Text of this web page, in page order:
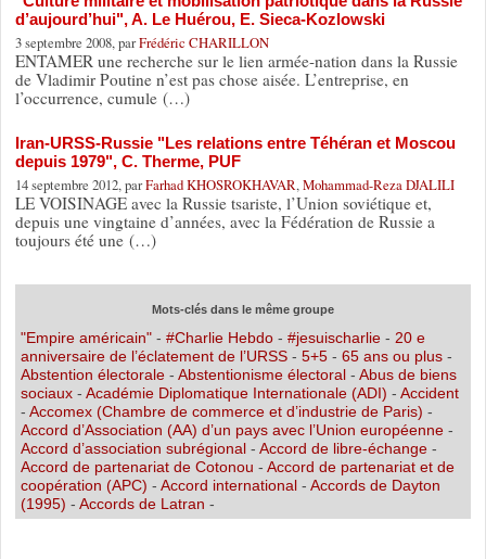
d’aujourd’hui", A. Le Huérou, E. Sieca-Kozlowski
3 septembre 2008, parFrédéric CHARILLON
ENTAMER une recherche sur le lien armée-nation dans la Russie
de Vladimir Poutine n’est pas chose aisée. L’entreprise, en
l’occurrence, cumule (…)
Iran-URSS-Russie "Les relations entre Téhéran et Moscou
depuis 1979", C. Therme, PUF
14 septembre 2012, parFarhad KHOSROKHAVAR, Mohammad-Reza DJALILI
LE VOISINAGE avec la Russie tsariste, l’Union soviétique et,
depuis une vingtaine d’années, avec la Fédération de Russie a
toujours été une (…)
Mots-clés dans le même groupe
"Empire américain"- #Charlie Hebdo- #jesuischarlie- 20 e
anniversaire de l’éclatement de l’URSS- 5+5- 65 ans ou plus-
Abstention électorale- Abstentionisme électoral- Abus de biens
sociaux- Académie Diplomatique Internationale (ADI) - Accident
- Accomex (Chambre de commerce et d’industrie de Paris) -
Accord d’Association (AA) d’un pays avec l’Union européenne-
Accord d’association subrégional- Accord de libre-échange-
Accord de partenariat de Cotonou - Accord de partenariat et de
coopération (APC) - Accord international- Accords de Dayton
(1995) - Accords de Latran -